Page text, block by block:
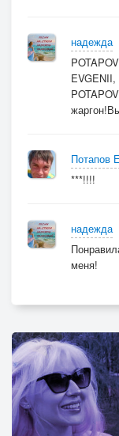
надежда
Потапов
***!!!!
надежда
меня!